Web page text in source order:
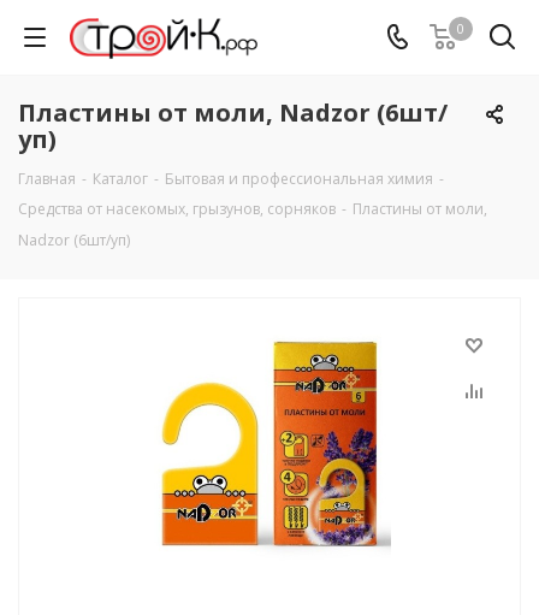
0
Пластины от моли, Nadzor (6шт/
уп)
Главная - Каталог - Бытовая и профессиональная химия -
Средства от насекомых, грызунов, сорняков - Пластины от моли,
Nadzor (6шт/уп)